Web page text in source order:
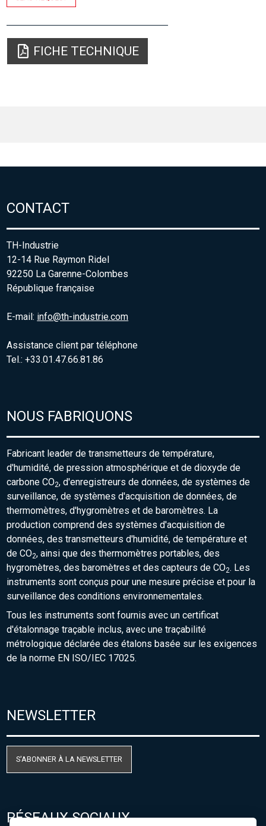
FICHE TECHNIQUE
CONTACT
TH-Industrie
12-14 Rue Raymon Ridel
92250 La Garenne-Colombes
République française
E-mail: info@th-industrie.com
Assistance client par téléphone
Tel.: +33.01.47.66.81.86
NOUS FABRIQUONS
Fabricant leader de transmetteurs de température,
d'humidité, de pression atmosphérique et de dioxyde de
carbone CO2, d'enregistreurs de données, de systèmes de
surveillance, de systèmes d'acquisition de données, de
thermomètres, d'hygromètres et de baromètres. La
production comprend des systèmes d'acquisition de
données, des transmetteurs d'humidité, de température et
de CO2, ainsi que des thermomètres portables, des
hygromètres, des baromètres et des capteurs de CO2. Les
instruments sont conçus pour une mesure précise et pour la
surveillance des conditions environnementales.
Tous les instruments sont fournis avec un certificat
d'étalonnage traçable inclus, avec une traçabilité
métrologique déclarée des étalons basée sur les exigences
de la norme EN ISO/IEC 17025.
NEWSLETTER
S'ABONNER À LA NEWSLETTER
RÉSEAUX SOCIAUX